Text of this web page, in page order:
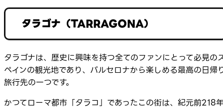
タラゴナ（TARRAGONA）
タラゴナは、歴史に興味を持つ全てのファンにとって必見の
ペインの観光地であり、バルセロナから楽しめる最高の日帰
旅行先の一つです。
かつてローマ都市「タラコ」であったこの街は、紀元前218